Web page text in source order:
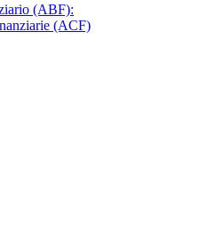
(ABF):
(ACF)